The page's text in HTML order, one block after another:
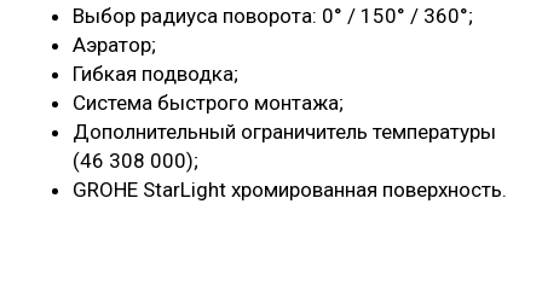
Выбор радиуса поворота: 0° / 150° / 360°;
Аэратор;
Гибкая подводка;
Система быстрого монтажа;
Дополнительный ограничитель температуры
(46 308 000);
GROHE StarLight хромированная поверхность.